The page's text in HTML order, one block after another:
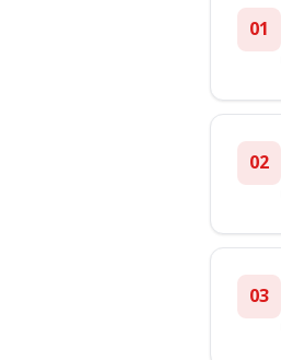
01
02
03